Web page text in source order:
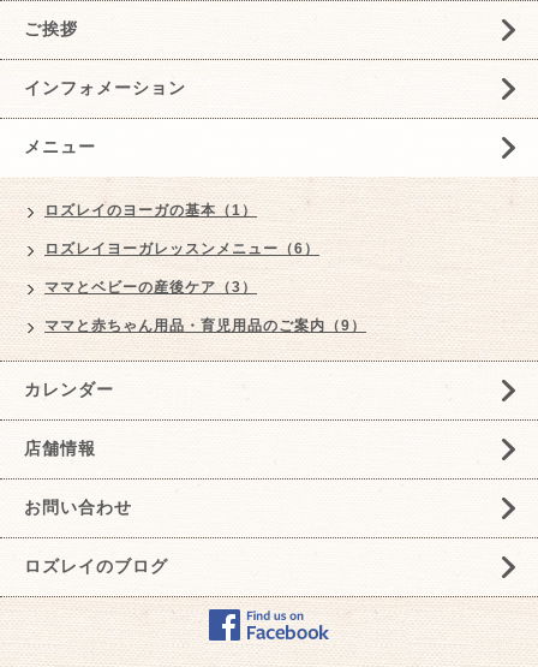
ご挨拶
インフォメーション
メニュー
ロズレイのヨーガの基本（1）
ロズレイヨーガレッスンメニュー（6）
ママとベビーの産後ケア（3）
ママと赤ちゃん用品・育児用品のご案内（9）
カレンダー
店舗情報
お問い合わせ
ロズレイのブログ